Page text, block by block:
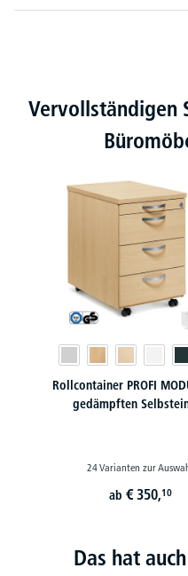
Produktgalerie überspringen
Vervollständigen
Rollcontainer PROFI
gedämpften
24 Varianten zur
ab € 350,10
Das hat